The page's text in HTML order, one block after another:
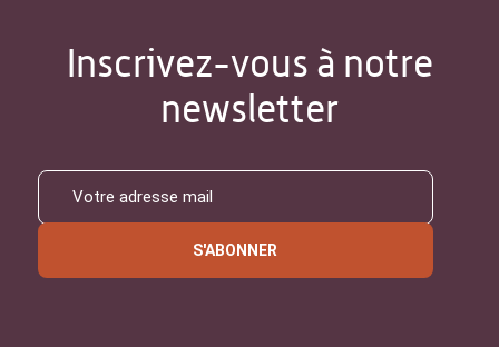
Inscrivez-vous à notre
newsletter
S'ABONNER